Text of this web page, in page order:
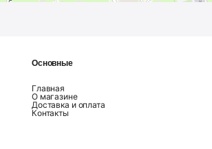
Основные
Главная
О магазине
Доставка и оплата
Контакты